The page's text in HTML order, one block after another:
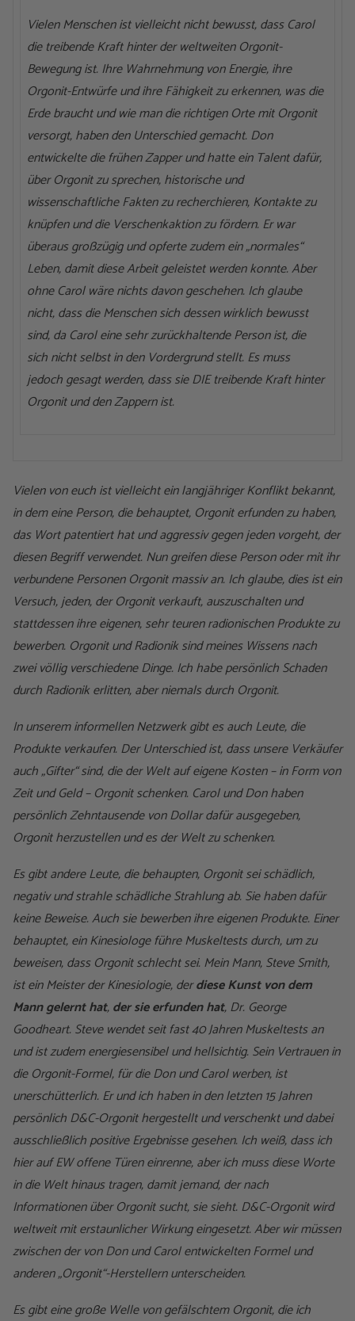
Vielen Menschen ist vielleicht nicht bewusst, dass Carol
die treibende Kraft hinter der weltweiten Orgonit-
Bewegung ist. Ihre Wahrnehmung von Energie, ihre
Orgonit-Entwürfe und ihre Fähigkeit zu erkennen, was die
Erde braucht und wie man die richtigen Orte mit Orgonit
versorgt, haben den Unterschied gemacht. Don
entwickelte die frühen Zapper und hatte ein Talent dafür,
über Orgonit zu sprechen, historische und
wissenschaftliche Fakten zu recherchieren, Kontakte zu
knüpfen und die Verschenkaktion zu fördern. Er war
überaus großzügig und opferte zudem ein „normales“
Leben, damit diese Arbeit geleistet werden konnte. Aber
ohne Carol wäre nichts davon geschehen. Ich glaube
nicht, dass die Menschen sich dessen wirklich bewusst
sind, da Carol eine sehr zurückhaltende Person ist, die
sich nicht selbst in den Vordergrund stellt. Es muss
jedoch gesagt werden, dass sie DIE treibende Kraft hinter
Orgonit und den Zappern ist.
Vielen von euch ist vielleicht ein langjähriger Konflikt bekannt,
in dem eine Person, die behauptet, Orgonit erfunden zu haben,
das Wort patentiert hat und aggressiv gegen jeden vorgeht, der
diesen Begriff verwendet. Nun greifen diese Person oder mit ihr
verbundene Personen Orgonit massiv an. Ich glaube, dies ist ein
Versuch, jeden, der Orgonit verkauft, auszuschalten und
stattdessen ihre eigenen, sehr teuren radionischen Produkte zu
bewerben. Orgonit und Radionik sind meines Wissens nach
zwei völlig verschiedene Dinge. Ich habe persönlich Schaden
durch Radionik erlitten, aber niemals durch Orgonit.
In unserem informellen Netzwerk gibt es auch Leute, die
Produkte verkaufen. Der Unterschied ist, dass unsere Verkäufer
auch „Gifter“ sind, die der Welt auf eigene Kosten – in Form von
Zeit und Geld – Orgonit schenken. Carol und Don haben
persönlich Zehntausende von Dollar dafür ausgegeben,
Orgonit herzustellen und es der Welt zu schenken.
Es gibt andere Leute, die behaupten, Orgonit sei schädlich,
negativ und strahle schädliche Strahlung ab. Sie haben dafür
keine Beweise. Auch sie bewerben ihre eigenen Produkte. Einer
behauptet, ein Kinesiologe führe Muskeltests durch, um zu
beweisen, dass Orgonit schlecht sei. Mein Mann, Steve Smith,
ist ein Meister der Kinesiologie, derdiese Kunst von dem
Mann gelernt hat,der sie erfunden hat, Dr. George
Goodheart. Steve wendet seit fast 40 Jahren Muskeltests an
und ist zudem energiesensibel und hellsichtig. Sein Vertrauen in
die Orgonit-Formel, für die Don und Carol werben, ist
unerschütterlich. Er und ich haben in den letzten 15 Jahren
persönlich D&C-Orgonit hergestellt und verschenkt und dabei
ausschließlich positive Ergebnisse gesehen. Ich weiß, dass ich
hier auf EW offene Türen einrenne, aber ich muss diese Worte
in die Welt hinaus tragen, damit jemand, der nach
Informationen über Orgonit sucht, sie sieht. D&C-Orgonit wird
weltweit mit erstaunlicher Wirkung eingesetzt. Aber wir müssen
zwischen der von Don und Carol entwickelten Formel und
anderen „Orgonit“-Herstellern unterscheiden.
Es gibt eine große Welle von gefälschtem Orgonit, die ich